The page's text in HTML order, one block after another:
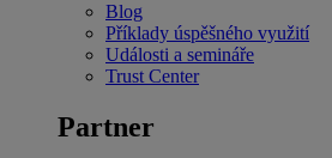
Blog
Příklady úspěšného využití
Události a semináře
Trust Center
Partner